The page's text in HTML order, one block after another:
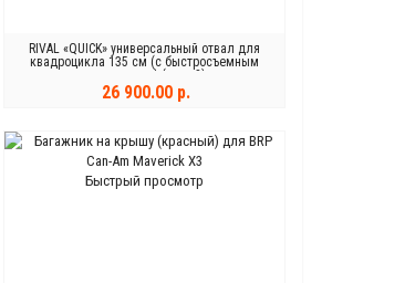
RIVAL «QUICK» универсальный отвал для
квадроцикла 135 см (с быстросъемным
механизмом) (серый)
26 900.00 р.
КУПИТЬ
Быстрый просмотр